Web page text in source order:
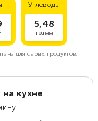
Углеводы
5,48
грамм
для сырых продуктов.
кухне